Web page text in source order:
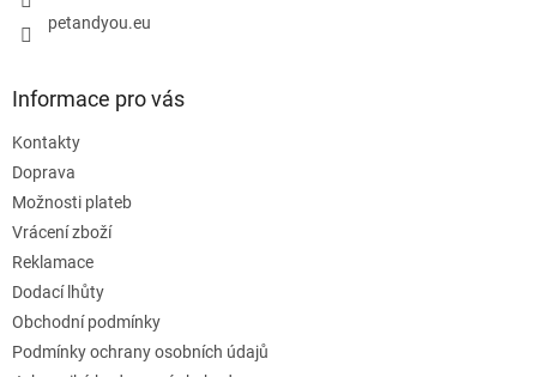
petandyou.eu
Informace pro vás
Kontakty
Doprava
Možnosti plateb
Vrácení zboží
Reklamace
Dodací lhůty
Obchodní podmínky
Podmínky ochrany osobních údajů